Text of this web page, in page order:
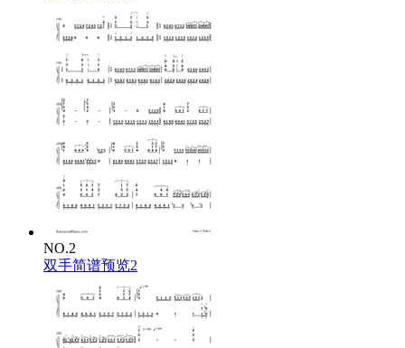
NO.2
双手简谱预览2